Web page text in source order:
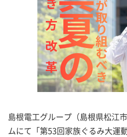
島根電工グループ（島根県松江
ムにて「第53回家族ぐるみ大運